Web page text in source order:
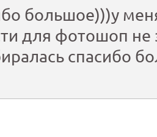
большое)))у
для фотошоп не
спасибо